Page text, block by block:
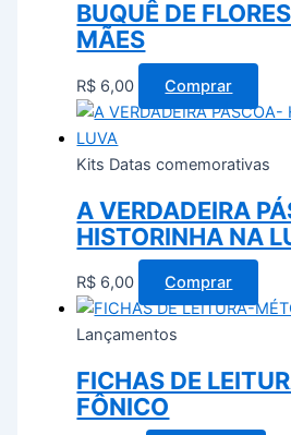
BUQUÊ DE
MÃES
R$ 6,00 Comprar
Kits Datas comemorativas
A VERDADEIRA
HISTORINHA NA
R$ 6,00 Comprar
Lançamentos
FICHAS DE
FÔNICO